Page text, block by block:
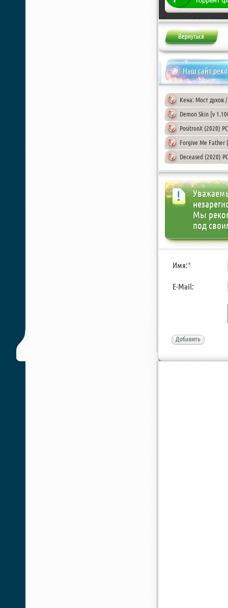
Наш сайт
Кена: Мост духов
ChovkaDemon Skin [v
PositronX (2020)
Forgive Me Father
Deceased (2020)
Мы
под
Имя:*
E-Mail:
Добавить